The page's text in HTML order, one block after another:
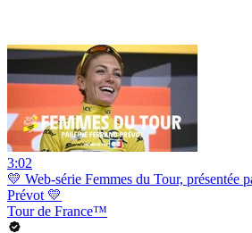
3:02
💛 Web-série Femmes du Tour, présentée
Prévot 💛
Tour de France™